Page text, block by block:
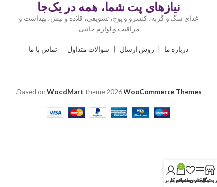
نیازهای پت شما، همه در یک‌جا
غذای سگ و گربه، کنسرو و پوچ، تشویقی، قلاده و لیش، بهداشت و
مراقبت و لوازم جانبی.
درباره ما روش ارسال سوالات متداول تماس با ما
Based on WoodMart theme2026WooCommerce Themes
.
نوار کناری
لیست دلخواه
0
سبد خرید
حساب کاربری من